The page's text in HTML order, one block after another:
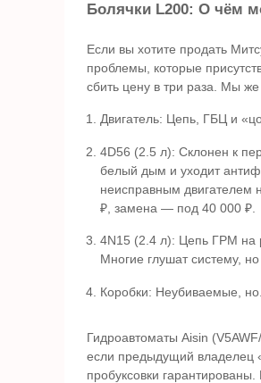
Болячки L200: О чём
Если вы хотите продать
проблемы, которые
сбить цену в три раза. Мы
Двигатель: Цепь, ГБЦ и
4D56 (2.5 л): Склонен к
белый дым и уходит
неисправным двигателем
₽, замена — под 40 000 ₽.
4N15 (2.4 л): Цепь ГРМ на
Многие глушат систему,
Коробки: Неубиваемые,
Гидроавтоматы Aisin
если предыдущий владелец
пробуксовки